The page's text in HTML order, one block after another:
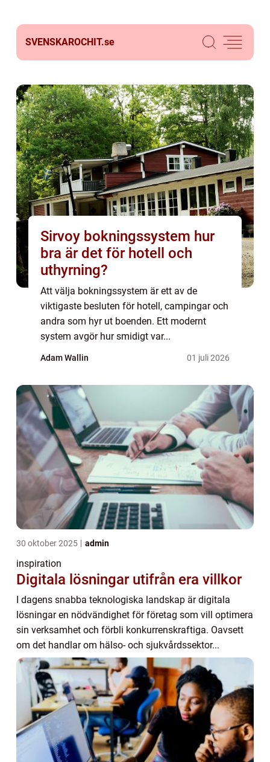
SVENSKAROCHIT.se
Sirvoy bokningssystem hur
bra är det för hotell och
uthyrning?
Att välja bokningssystem är ett av de
viktigaste besluten för hotell, campingar och
andra som hyr ut boenden. Ett modernt
system avgör hur smidigt var...
Adam Wallin 01 juli 2026
30 oktober 2025 admin
inspiration
Digitala lösningar utifrån era villkor
I dagens snabba teknologiska landskap är digitala
lösningar en nödvändighet för företag som vill optimera
sin verksamhet och förbli konkurrenskraftiga. Oavsett
om det handlar om hälso- och sjukvårdssektor...